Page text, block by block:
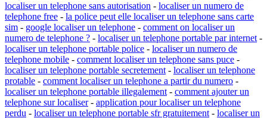
localiser un telephone sans autorisation - localiser un numero de
telephone free - la police peut elle localiser un telephone sans carte
sim - google localiser un telephone - comment on localiser un
numero de telephone ? - localiser un telephone portable par internet -
localiser un telephone portable police - localiser un numero de
telephone mobile - comment localiser un telephone sans puce -
localiser un telephone portable secretement - localiser un telephone
protable - comment localiser un telephone a partir du numero -
localiser un telephone portable illegalement - comment ajouter un
telephone sur localiser- application pour localiser un telephone
perdu - localiser un telephone portable sfr gratuitement - localiser un